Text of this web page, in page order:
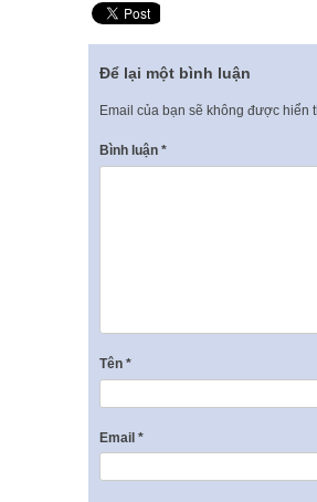
Để lại một bình luận
Email của bạn sẽ không được hiển
Bình luận *
Tên *
Email *